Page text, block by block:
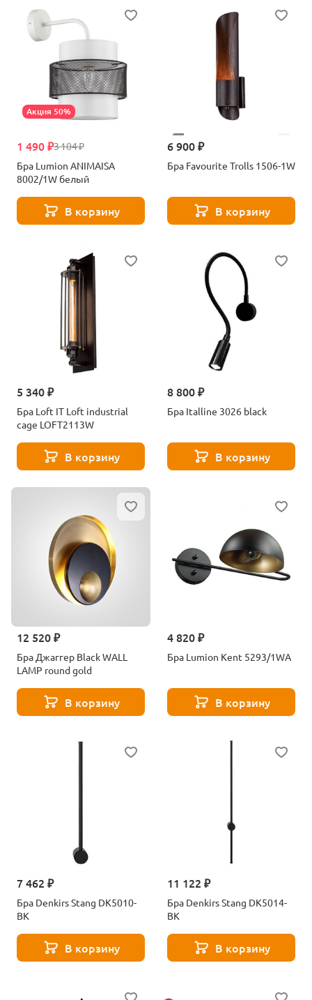
Акция 50%
3 104 ₽
1 490 ₽
Бра Lumion ANIMAISA
8002/1W белый
В корзину
6 900 ₽
Бра Favourite Trolls 1506-1W
В корзину
5 340 ₽
Бра Loft IT Loft industrial
cage LOFT2113W
В корзину
8 800 ₽
Бра Italline 3026 black
В корзину
12 520 ₽
Бра Джаггер Black WALL
LAMP round gold
В корзину
4 820 ₽
Бра Lumion Kent 5293/1WA
В корзину
7 462 ₽
Бра Denkirs Stang DK5010-
BK
В корзину
11 122 ₽
Бра Denkirs Stang DK5014-
BK
В корзину